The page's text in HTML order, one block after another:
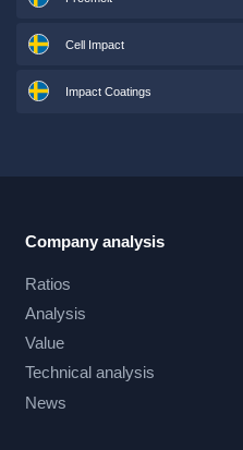
Cell Impact
Impact Coatings
Company analysis
Ratios
Analysis
Value
Technical analysis
News